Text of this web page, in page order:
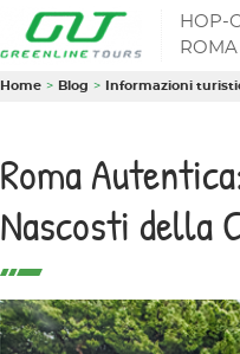
HOP-
ROMA
Home Blog Informazioni
Roma
Nascosti della